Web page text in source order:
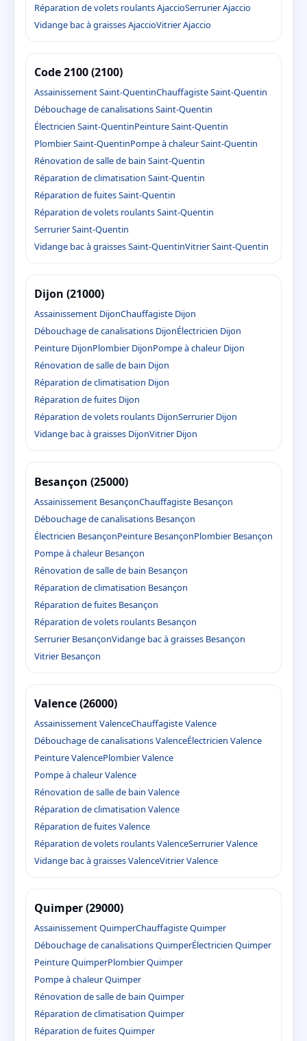
Réparation de volets roulants AjaccioSerrurier Ajaccio
Vidange bac à graisses AjaccioVitrier Ajaccio
Code 2100 (2100)
Assainissement Saint-QuentinChauffagiste Saint-Quentin
Débouchage de canalisations Saint-Quentin
Électricien Saint-QuentinPeinture Saint-Quentin
Plombier Saint-QuentinPompe à chaleur Saint-Quentin
Rénovation de salle de bain Saint-Quentin
Réparation de climatisation Saint-Quentin
Réparation de fuites Saint-Quentin
Réparation de volets roulants Saint-Quentin
Serrurier Saint-Quentin
Vidange bac à graisses Saint-QuentinVitrier Saint-Quentin
Dijon (21000)
Assainissement DijonChauffagiste Dijon
Débouchage de canalisations DijonÉlectricien Dijon
Peinture DijonPlombier DijonPompe à chaleur Dijon
Rénovation de salle de bain Dijon
Réparation de climatisation Dijon
Réparation de fuites Dijon
Réparation de volets roulants DijonSerrurier Dijon
Vidange bac à graisses DijonVitrier Dijon
Besançon (25000)
Assainissement BesançonChauffagiste Besançon
Débouchage de canalisations Besançon
Électricien BesançonPeinture BesançonPlombier Besançon
Pompe à chaleur Besançon
Rénovation de salle de bain Besançon
Réparation de climatisation Besançon
Réparation de fuites Besançon
Réparation de volets roulants Besançon
Serrurier BesançonVidange bac à graisses Besançon
Vitrier Besançon
Valence (26000)
Assainissement ValenceChauffagiste Valence
Débouchage de canalisations ValenceÉlectricien Valence
Peinture ValencePlombier Valence
Pompe à chaleur Valence
Rénovation de salle de bain Valence
Réparation de climatisation Valence
Réparation de fuites Valence
Réparation de volets roulants ValenceSerrurier Valence
Vidange bac à graisses ValenceVitrier Valence
Quimper (29000)
Assainissement QuimperChauffagiste Quimper
Débouchage de canalisations QuimperÉlectricien Quimper
Peinture QuimperPlombier Quimper
Pompe à chaleur Quimper
Rénovation de salle de bain Quimper
Réparation de climatisation Quimper
Réparation de fuites Quimper